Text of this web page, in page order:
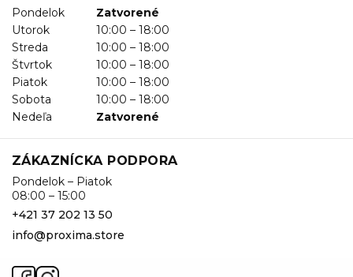
Pondelok
Zatvorené
Utorok
10:00 – 18:00
Streda
10:00 – 18:00
Štvrtok
10:00 – 18:00
Piatok
10:00 – 18:00
Sobota
10:00 – 18:00
Nedeľa
Zatvorené
ZÁKAZNÍCKA PODPORA
Pondelok – Piatok
08:00 – 15:00
+421 37 202 13 50
info@proxima.store